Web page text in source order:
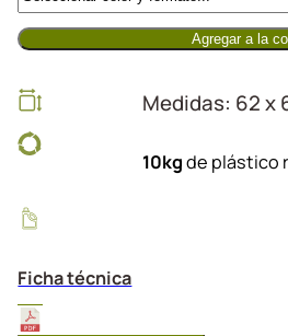
Agregar a la
Medidas: 62 x
10kgde plástico
Ficha técnica